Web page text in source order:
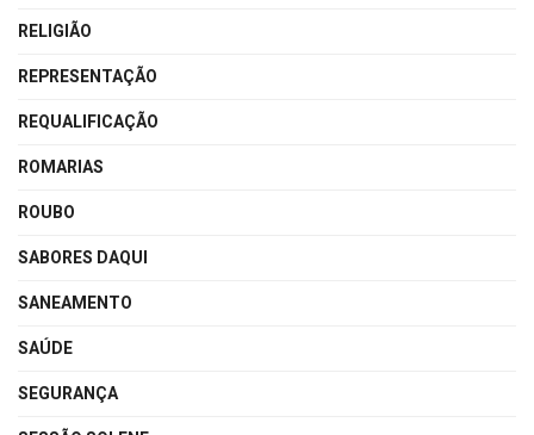
RELIGIÃO
REPRESENTAÇÃO
REQUALIFICAÇÃO
ROMARIAS
ROUBO
SABORES DAQUI
SANEAMENTO
SAÚDE
SEGURANÇA